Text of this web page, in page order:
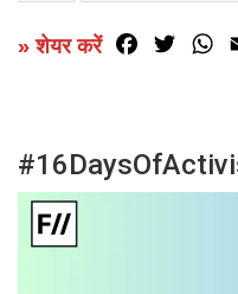
» शेयर करें Facebook